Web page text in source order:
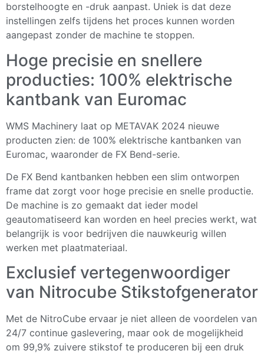
borstelhoogte en -druk aanpast. Uniek is dat deze
instellingen zelfs tijdens het proces kunnen worden
aangepast zonder de machine te stoppen.
Hoge precisie en snellere
producties: 100% elektrische
kantbank van Euromac
WMS Machinery laat op METAVAK 2024 nieuwe
producten zien: de 100% elektrische kantbanken van
Euromac, waaronder de FX Bend-serie.
De FX Bend kantbanken hebben een slim ontworpen
frame dat zorgt voor hoge precisie en snelle productie.
De machine is zo gemaakt dat ieder model
geautomatiseerd kan worden en heel precies werkt, wat
belangrijk is voor bedrijven die nauwkeurig willen
werken met plaatmateriaal.
Exclusief vertegenwoordiger
van Nitrocube Stikstofgenerator
Met de NitroCube ervaar je niet alleen de voordelen van
24/7 continue gaslevering, maar ook de mogelijkheid
om 99,9% zuivere stikstof te produceren bij een druk